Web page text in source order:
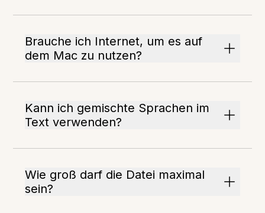
Brauche ich Internet, um es auf
dem Mac zu nutzen?
Kann ich gemischte Sprachen im
Text verwenden?
Wie groß darf die Datei maximal
sein?